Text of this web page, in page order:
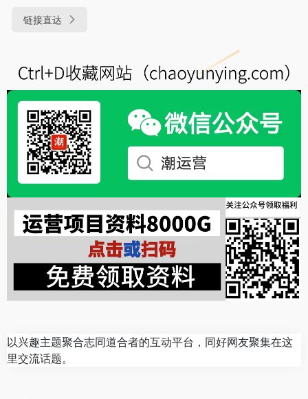
链接直达
以兴趣主题聚合志同道合者的互动平台，同好网友聚集在这
里交流话题。